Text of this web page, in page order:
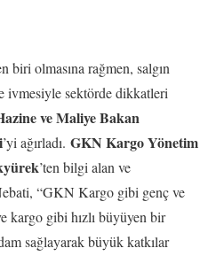
biri olmasına rağmen, salgın
ivmesiyle sektörde dikkatleri
ve Maliye Bakan
’yi ağırladı. GKN Kargo Yönetim
’ten bilgi alan ve
“GKN Kargo gibi genç ve
kargo gibi hızlı büyüyen bir
sağlayarak büyük katkılar